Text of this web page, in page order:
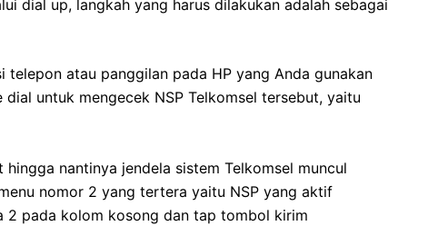
dial up, langkah yang harus dilakukan adalah sebagai
telepon atau panggilan pada HP yang Anda gunakan
untuk mengecek NSP Telkomsel tersebut, yaitu
hingga nantinya jendela sistem Telkomsel muncul
nomor 2 yang tertera yaitu NSP yang aktif
2 pada kolom kosong dan tap tombol kirim